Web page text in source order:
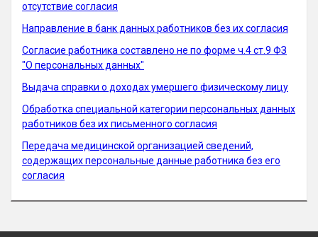
отсутствие согласия
Направление в банк данных работников без их согласия
Согласие работника составлено не по форме ч.4 ст.9 ФЗ
"О персональных данных"
Выдача справки о доходах умершего физическому лицу
Обработка специальной категории персональных данных
работников без их письменного согласия
Передача медицинской организацией сведений,
содержащих персональные данные работника без его
согласия